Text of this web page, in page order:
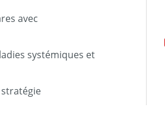
avec
systémiques et